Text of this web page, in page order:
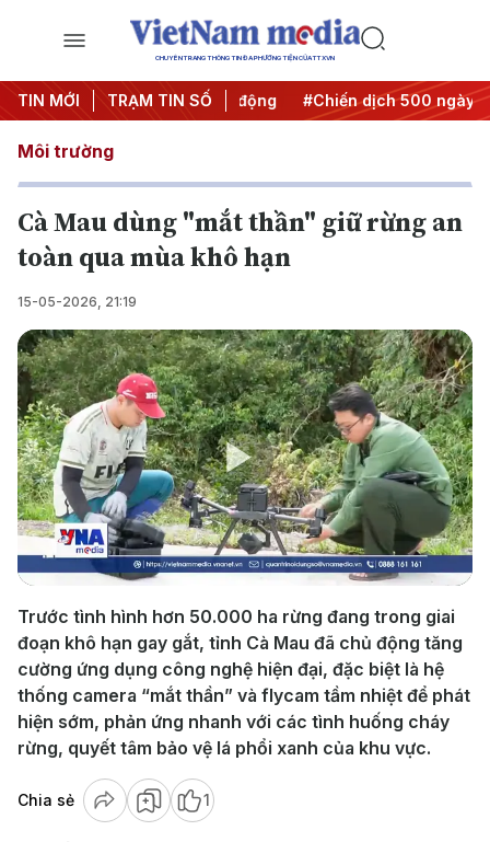
CHUYÊN TRANG THÔNG TIN ĐA PHƯƠNG TIỆN CỦA TTXVN
TIN MỚI TRẠM TIN SỐ
Nghị quyết thành hành động #Chiến dịch 500 ngày đêm
Môi trường
Cà Mau dùng "mắt thần" giữ rừng an
toàn qua mùa khô hạn
15-05-2026, 21:19
Play
Video
Trước tình hình hơn 50.000 ha rừng đang trong giai
đoạn khô hạn gay gắt, tỉnh Cà Mau đã chủ động tăng
cường ứng dụng công nghệ hiện đại, đặc biệt là hệ
thống camera “mắt thần” và flycam tầm nhiệt để phát
hiện sớm, phản ứng nhanh với các tình huống cháy
rừng, quyết tâm bảo vệ lá phổi xanh của khu vực.
Chia sẻ 1